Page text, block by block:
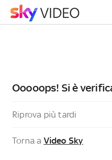
Ooooops! Si è
Riprova più tardi
Torna a Video Sky